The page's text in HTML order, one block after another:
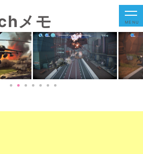
メモ MENU